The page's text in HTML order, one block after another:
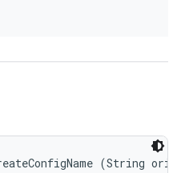
(String